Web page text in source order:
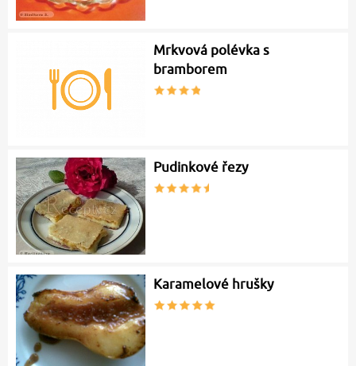
Mrkvová polévka s
bramborem
Pudinkové řezy
Karamelové hrušky